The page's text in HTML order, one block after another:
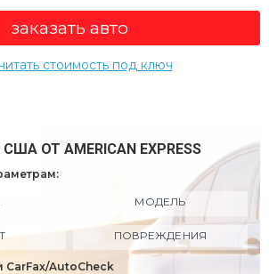
заказать авто
стоимость под ключ
ОТ AMERICAN EXPRESS
МОДЕЛЬ
ПОВРЕЖДЕНИЯ
AutoCheck